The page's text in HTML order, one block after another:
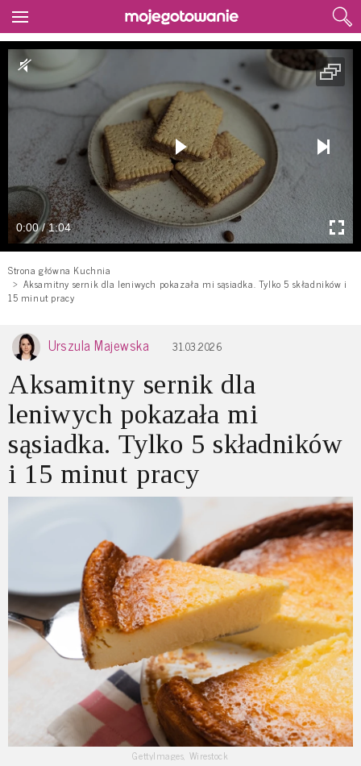
0:00 / 1:04
Strona główna Kuchnia
Aksamitny sernik dla leniwych pokazała mi sąsiadka. Tylko 5 składników i
15 minut pracy
Urszula Majewska 31.03.2026
Aksamitny sernik dla
leniwych pokazała mi
sąsiadka. Tylko 5 składników
i 15 minut pracy
GettyImages, Wirestock